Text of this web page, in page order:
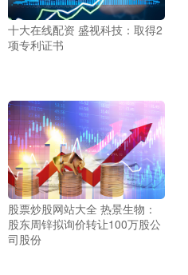
十大在线配资 盛视科技：取得2
项专利证书
股票炒股网站大全 热景生物：
股东周锌拟询价转让100万股公
司股份